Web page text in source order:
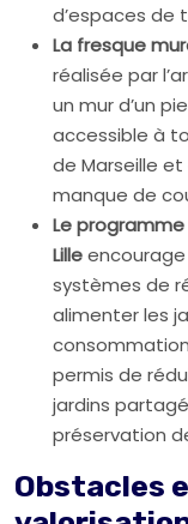
d’espaces de
La fresque
réalisée par
un mur d’un
accessible à
de Marseille
manque de
Le programme
Lille
systèmes de
alimenter les
permis de
jardins
préservation
Obstacles